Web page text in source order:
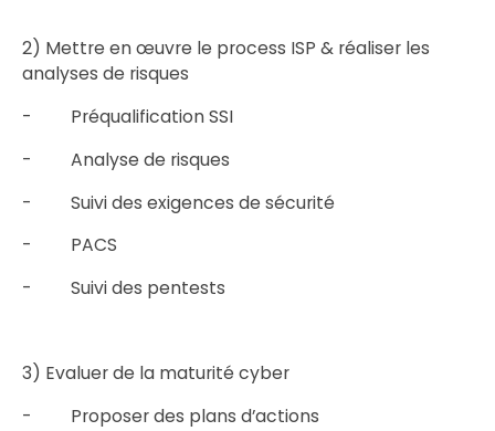
2) Mettre en œuvre le process ISP & réaliser les
analyses de risques
- Préqualification SSI
- Analyse de risques
- Suivi des exigences de sécurité
- PACS
- Suivi des pentests
3) Evaluer de la maturité cyber
- Proposer des plans d’actions